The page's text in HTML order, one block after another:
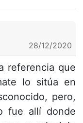
28/12/2020
referencia que
lo sitúa en
pero,
fue allí donde